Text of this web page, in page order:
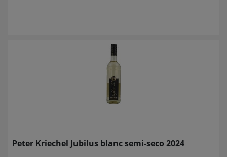
Peter Kriechel Jubilus blanc semi-seco 2024